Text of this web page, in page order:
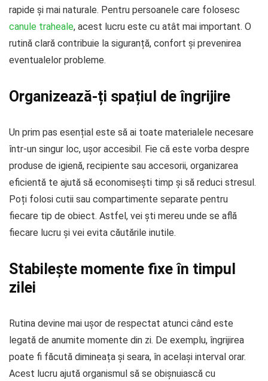
rapide și mai naturale. Pentru persoanele care folosesc
canule traheale, acest lucru este cu atât mai important. O
rutină clară contribuie la siguranță, confort și prevenirea
eventualelor probleme.
Organizează-ți spațiul de îngrijire
Un prim pas esențial este să ai toate materialele necesare
într-un singur loc, ușor accesibil. Fie că este vorba despre
produse de igienă, recipiente sau accesorii, organizarea
eficientă te ajută să economisești timp și să reduci stresul.
Poți folosi cutii sau compartimente separate pentru
fiecare tip de obiect. Astfel, vei ști mereu unde se află
fiecare lucru și vei evita căutările inutile.
Stabilește momente fixe în timpul
zilei
Rutina devine mai ușor de respectat atunci când este
legată de anumite momente din zi. De exemplu, îngrijirea
poate fi făcută dimineața și seara, în același interval orar.
Acest lucru ajută organismul să se obișnuiască cu